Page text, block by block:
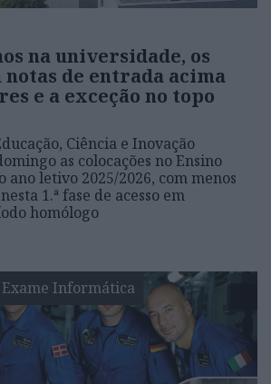
na universidade, os
notas de entrada acima
e a exceção no topo
Ciência e Inovação
as colocações no Ensino
ano letivo 2025/2026, com menos
1.ª fase de acesso em
homólogo
Exame Informática